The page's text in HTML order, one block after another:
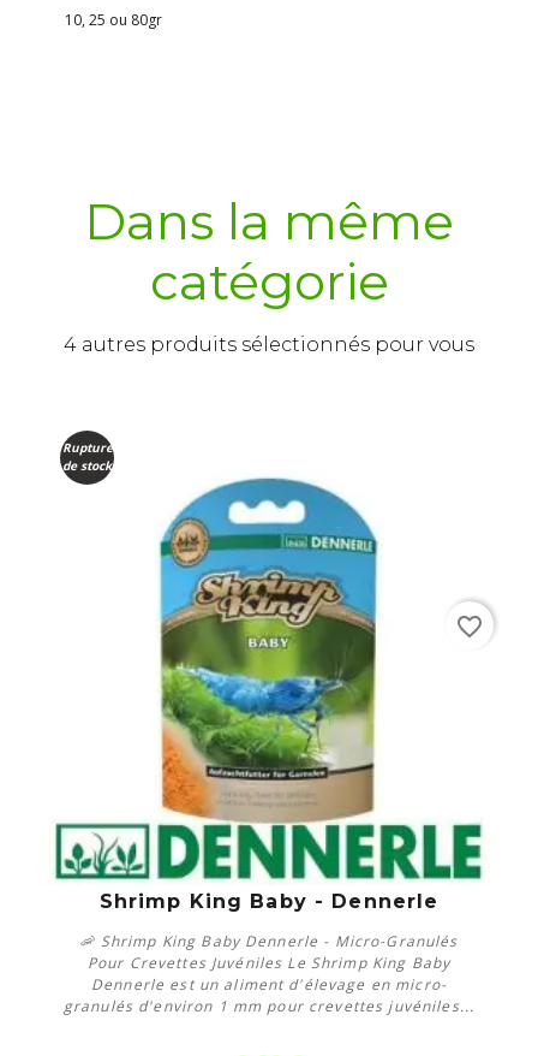
10, 25 ou 80gr
Dans la même
catégorie
4 autres produits sélectionnés pour vous
Rupture
de stock
Shrimp King Baby - Dennerle
🦐 Shrimp King Baby Dennerle - Micro-Granulés
Pour Crevettes Juvéniles Le Shrimp King Baby
Dennerle est un aliment d'élevage en micro-
granulés d'environ 1 mm pour crevettes juvéniles...
favorite_border